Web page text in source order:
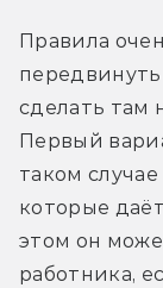
Правила
сделать там
Первый
таком
которые
этом он
работника,